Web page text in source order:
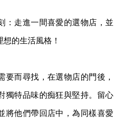
：走進一間喜愛的選物店，並
的生活風格！
要而尋找，在選物店的門後，
獨特品味的痴狂與堅持。留心
將他們帶回店中，為同樣喜愛